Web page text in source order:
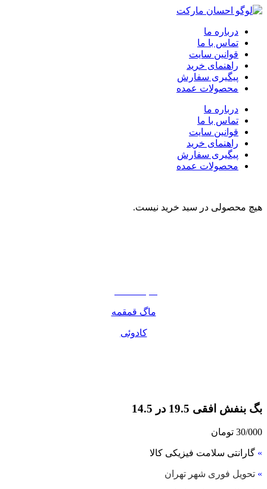
درباره ما
تماس با ما
قوانین سایت
راهنمای خرید
پیگیری سفارش
محصولات عمده
درباره ما
تماس با ما
قوانین سایت
راهنمای خرید
پیگیری سفارش
محصولات عمده
هیچ محصولی در سبد خرید نیست.
ماگ قمقمه
کادوئی
بگ بنفش افقی 19.5 در 14.5
30/000 تومان
» گارانتی سلامت فیزیکی کالا
» تحویل فوری شهر تهران